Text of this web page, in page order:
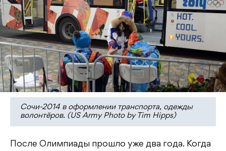
Сочи-2014 в оформлении транспорта, одежды
волонтёров. (US Army Photo by Tim Hipps)
После Олимпиады прошло уже два года. Когда